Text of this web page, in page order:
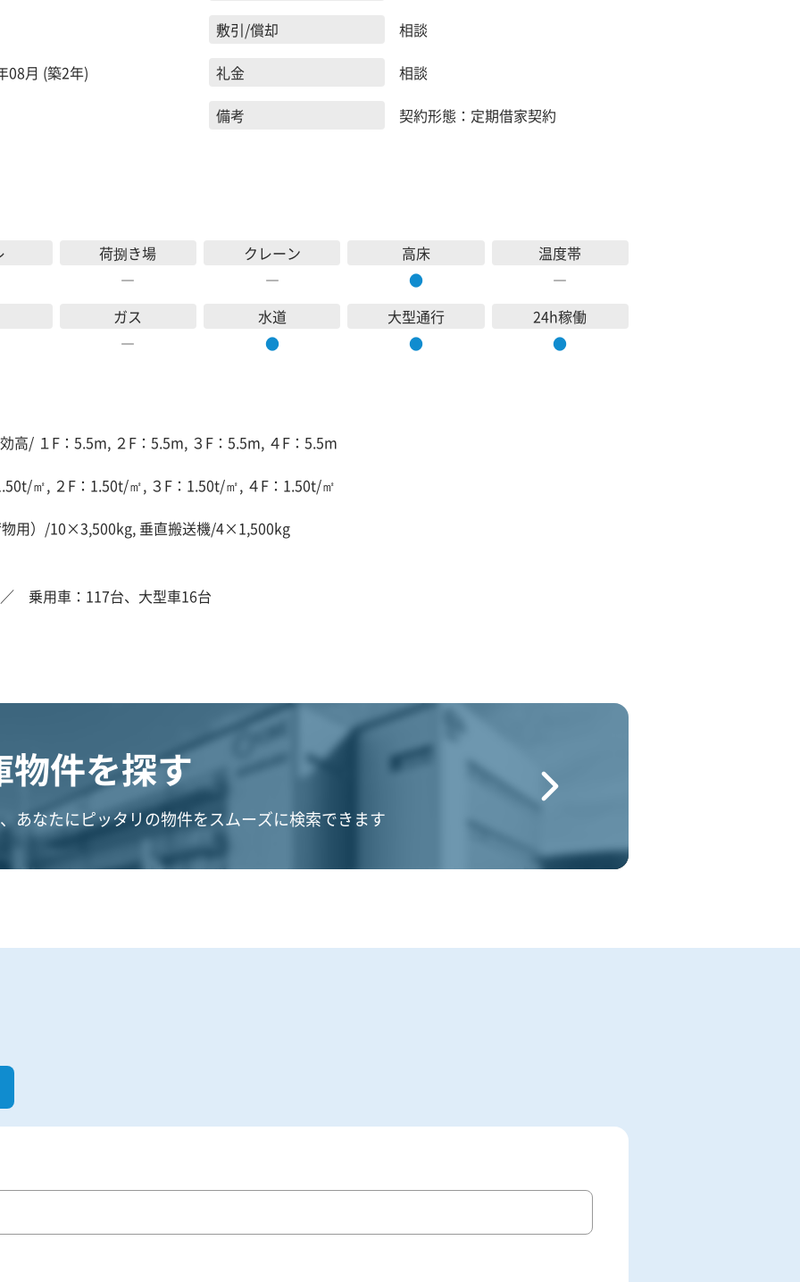
08月 (築2年)
敷引/償却
相談
礼金
相談
備考
契約形態：定期借家契約
荷捌き場
―
クレーン
―
高床
●
温度帯
―
ガス
―
水道
●
大型通行
●
24h稼働
●
高/ １F：5.5m, ２F：5.5m, ３F：5.5m, ４F：5.5m
㎡, ２F：1.50t/㎡, ３F：1.50t/㎡, ４F：1.50t/㎡
物用）/10×3,500kg, 垂直搬送機/4×1,500kg
乗用車：117台、大型車16台
物件を探す
あなたにピッタリの物件をスムーズに検索できます